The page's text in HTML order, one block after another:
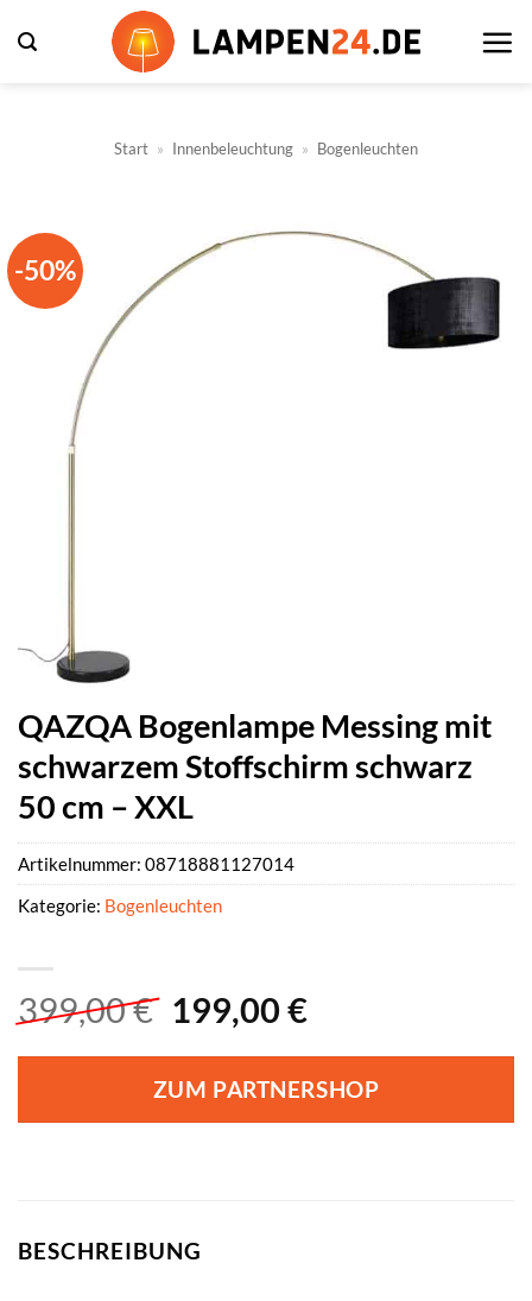
Inhalt
Start » Innenbeleuchtung » Bogenleuchten
-50%
QAZQA Bogenlampe Messing mit
schwarzem Stoffschirm schwarz
50 cm – XXL
399,00€ Ursprünglicher
war:
399,00 €
199,00 €Aktueller
ist:
199,00 €.
ZUM PARTNERSHOP
Artikelnummer: 08718881127014
Kategorie: Bogenleuchten
BESCHREIBUNG